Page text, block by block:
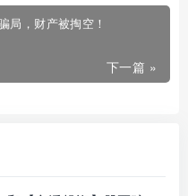
局，财产被掏空！
下一篇 »